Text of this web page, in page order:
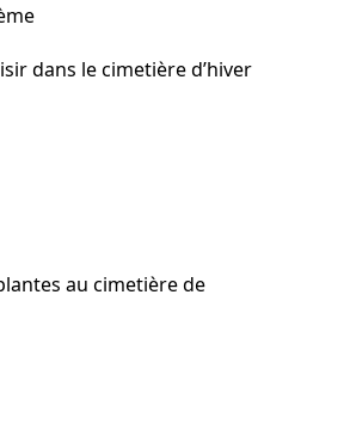
dans le cimetière d’hiver
au cimetière de